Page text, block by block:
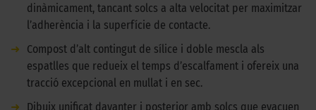
dinàmicament, tancant solcs a alta velocitat per maximitzar
l’adherència i la superfície de contacte.
➜
Compost d’alt contingut de sílice i doble mescla als
espatlles que redueix el temps d’escalfament i ofereix una
tracció excepcional en mullat i en sec.
➜
Dibuix unificat davanter i posterior amb solcs que evacuen